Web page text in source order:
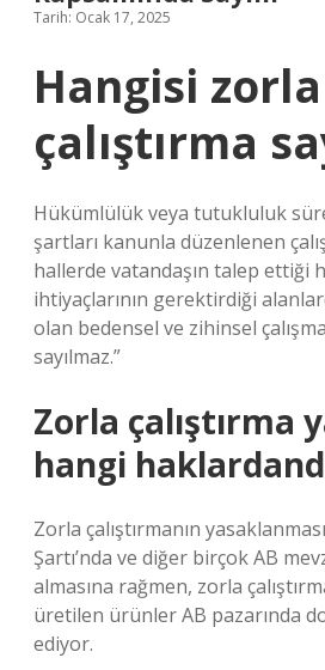
Tarih: Ocak 17, 2025
Hangisi zorla
çalıştırma
Hükümlülük veya tutukluluk
şartları kanunla düzenlenen
hallerde vatandaşın talep ettiği
ihtiyaçlarının gerektirdiği
olan bedensel ve zihinsel
sayılmaz.”
Zorla çalıştırma
hangi
Zorla çalıştırmanın
Şartı’nda ve diğer birçok AB
almasına rağmen, zorla
üretilen ürünler AB pazarında
ediyor.